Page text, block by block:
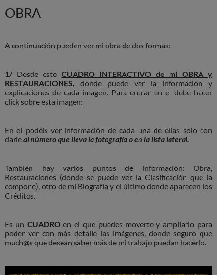
OBRA
A continuación pueden ver mi obra de dos formas:
1/ Desde este CUADRO INTERACTIVO de mi OBRA y
RESTAURACIONES, donde puede ver la información y
explicaciones de cada imagen. Para entrar en el debe hacer
click sobre esta imagen:
En el podéis ver información de cada una de ellas solo con
darleal número que lleva la fotografía o en la lista lateral.
También hay varios puntos de información: Obra,
Restauraciones (donde se puede ver la Clasificación que la
compone), otro de mi Biografía y el último donde aparecen los
Créditos.
Es un CUADROen el que puedes moverte y ampliarlo para
poder ver con más detalle las imágenes, donde seguro que
much@s que desean saber más de mi trabajo puedan hacerlo.